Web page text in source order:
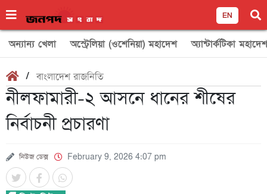
EN
অন্যান্য খেলা অস্ট্রেলিয়া (ওশেনিয়া) মহাদেশ অ্যান্টার্কটিকা মহাদেশ
/বাংলাদেশ রাজনিতি
নীলফামারী-২ আসনে ধানের শীষের
নির্বাচনী প্রচারণা
নিউজ ডেক্স February 9, 2026 4:07 pm